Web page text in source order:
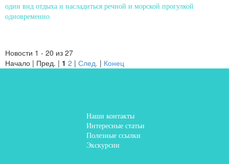
один вид отдыха и насладиться речной и морской прогулкой
одновременно.
Новости 1 - 20 из 27
Начало | Пред. | 1 2 | След. | Конец
Наши контакты
Интересные статьи
Полезные ссылки
Экскурсии